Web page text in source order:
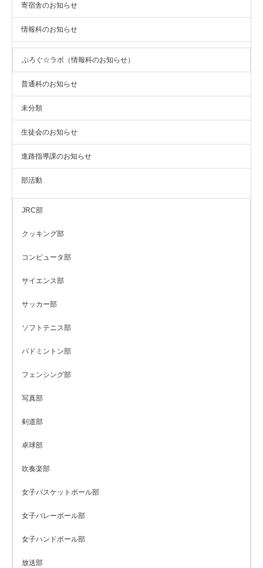
寄宿舎のお知らせ
情報科のお知らせ
ぷろぐ☆ラボ（情報科のお知らせ）
普通科のお知らせ
未分類
生徒会のお知らせ
進路指導課のお知らせ
部活動
JRC部
クッキング部
コンピュータ部
サイエンス部
サッカー部
ソフトテニス部
バドミントン部
フェンシング部
写真部
剣道部
卓球部
吹奏楽部
女子バスケットボール部
女子バレーボール部
女子ハンドボール部
放送部